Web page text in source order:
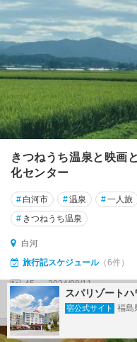
きつねうち温泉と映画
化センター
# 白河市 #温泉 #一人旅
# きつねうち温泉
白河
旅行記スケジュール（6件）
45 2024/08/11～
スパリゾート
宿公式サイト 福島